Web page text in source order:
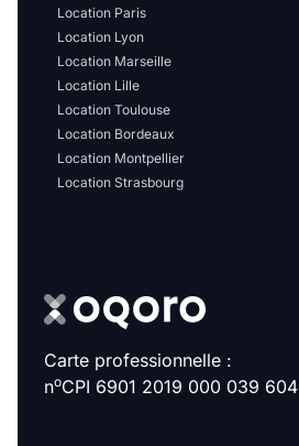
Location Paris
Location Lyon
Location Marseille
Location Lille
Location Toulouse
Location Bordeaux
Location Montpellier
Location Strasbourg
Carte professionnelle :
noCPI 6901 2019 000 039 604